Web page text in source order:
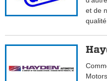
et de
qualité.